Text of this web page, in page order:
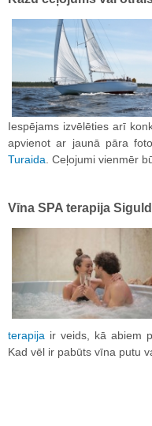
Iespējams izvēlēties arī
apvienot ar jaunā pāra
Turaida . Ceļojumi vienmēr
Vīna SPA terapija
terapija ir veids, kā abiem
Kad vēl ir pabūts vīna putu